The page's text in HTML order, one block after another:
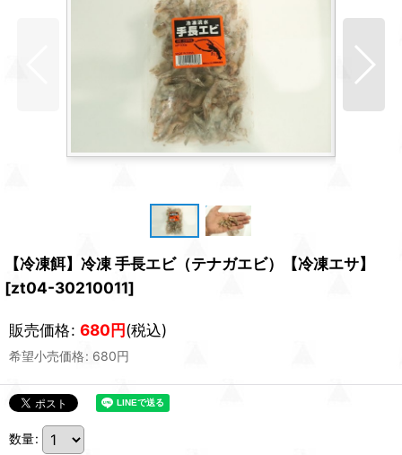
【冷凍餌】冷凍 手長エビ（テナガエビ）【冷凍エサ】
[zt04-30210011]
販売価格: 680円(税込)
希望小売価格: 680円
数量: